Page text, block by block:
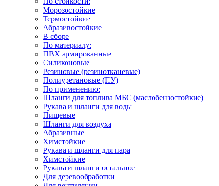
Морозостойкие
Термостойкие
Абразивостойкие
В сборе
По материалу:
ПВХ армированные
Силиконовые
Резиновые (резинотканевые)
Полиуретановые (ПУ)
По применению:
Шланги для топлива МБС (маслобензостойкие)
Рукава и шланги для воды
Пищевые
Шланги для воздуха
Абразивные
Химстойкие
Рукава и шланги для пара
Химстойкие
Рукава и шланги остальное
Для деревообработки